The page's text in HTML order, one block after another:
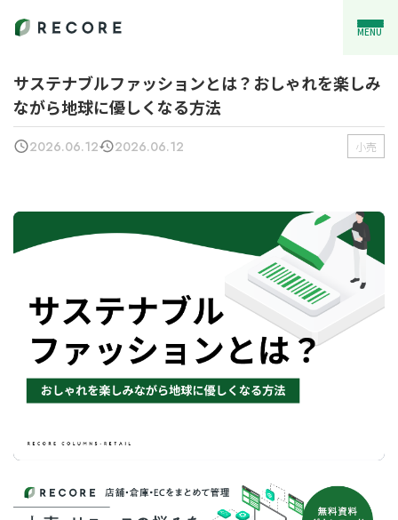
MENU
サステナブルファッションとは？おしゃれを楽しみ
ながら地球に優しくなる方法
2026.06.12 2026.06.12 小売